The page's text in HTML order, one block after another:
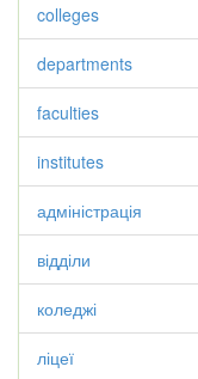
colleges
departments
faculties
institutes
адміністрація
відділи
коледжі
ліцеї